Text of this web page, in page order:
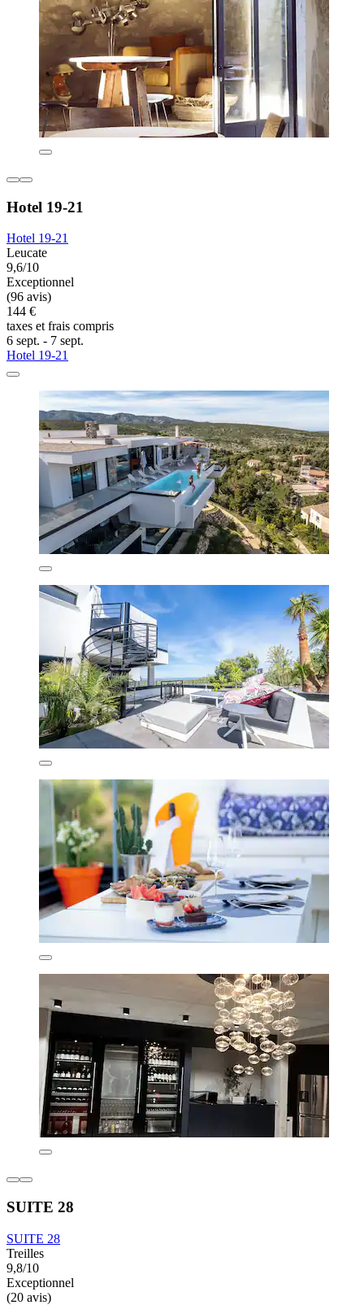
Hotel 19-21
Hotel 19-21
Leucate
9,6/10
Exceptionnel
(96 avis)
144 €
taxes et frais compris
6 sept. - 7 sept.
Hotel 19-21
SUITE 28
SUITE 28
Treilles
9,8/10
Exceptionnel
(20 avis)